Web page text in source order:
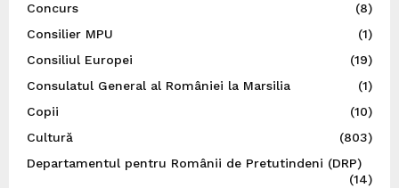
Concurs
(8)
Consilier MPU
(1)
Consiliul Europei
(19)
Consulatul General al României la Marsilia
(1)
Copii
(10)
Cultură
(803)
Departamentul pentru Românii de Pretutindeni (DRP)
(14)